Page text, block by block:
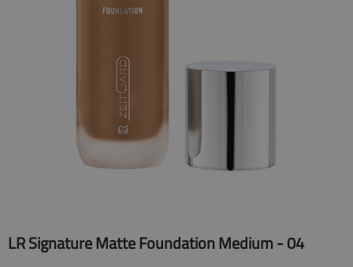
LR Signature Matte Foundation Medium - 04